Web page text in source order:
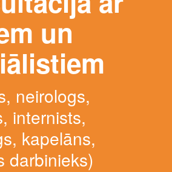
un
neirologs,
internists,
kapelāns,
darbinieks)